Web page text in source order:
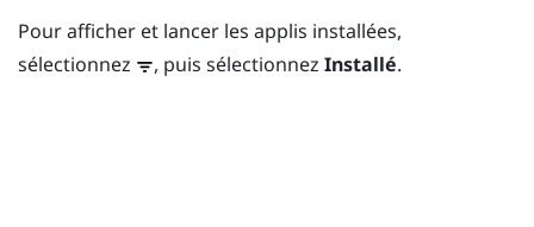
Pour afficher et lancer les applis installées,
sélectionnez
, puis sélectionnez Installé.